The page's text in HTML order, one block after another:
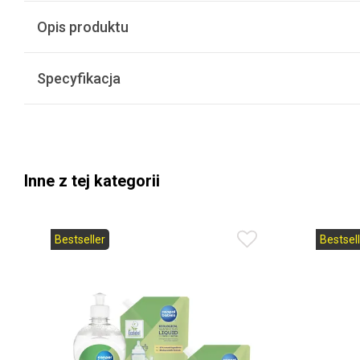
Opis produktu
Specyfikacja
Inne z tej kategorii
Bestseller